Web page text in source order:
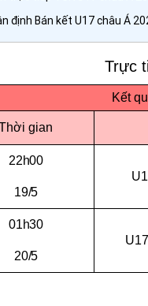
định Bán kết U17 châu Á
Trực
Kết
gian
22h00
19/5
01h30
20/5